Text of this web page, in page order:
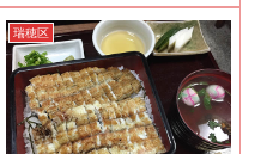
瑞穂区